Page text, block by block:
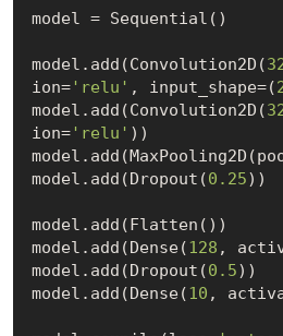
model = Sequential()
model.add(Convolution2D(
ion='relu' , input_shape=(
model.add(Convolution2D(
ion='relu' ))
model.add(Dropout(0.25))
model.add(Flatten())
model.add(Dense(128 ,
model.add(Dropout(0.5))
model.add(Dense(10 ,